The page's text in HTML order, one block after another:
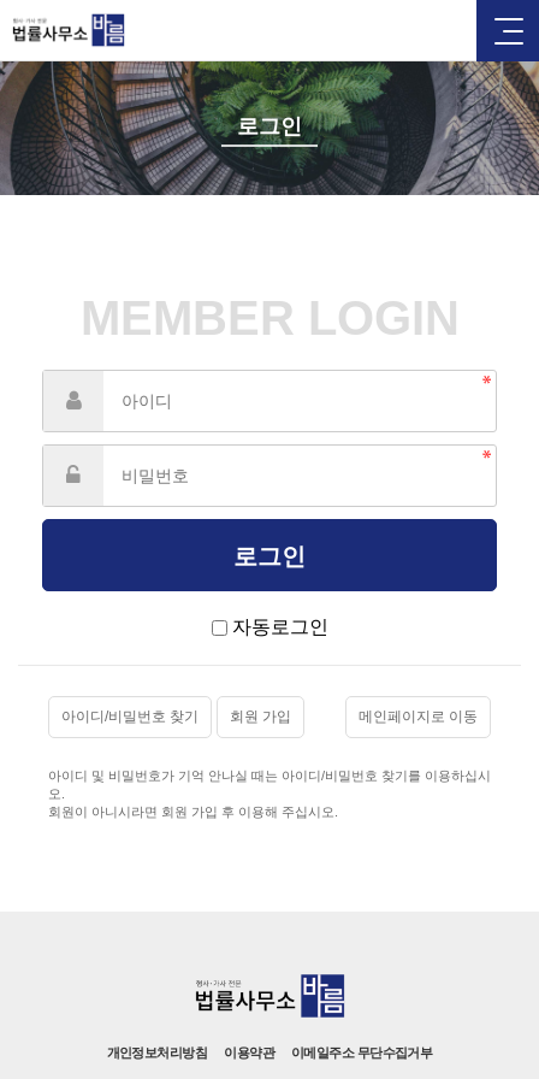
로그인
MEMBER LOGIN
자동로그인
아이디/비밀번호 찾기 회원 가입 메인페이지로 이동
아이디 및 비밀번호가 기억 안나실 때는 아이디/비밀번호 찾기를 이용하십시
오.
회원이 아니시라면 회원 가입 후 이용해 주십시오.
개인정보처리방침 이용약관 이메일주소 무단수집거부